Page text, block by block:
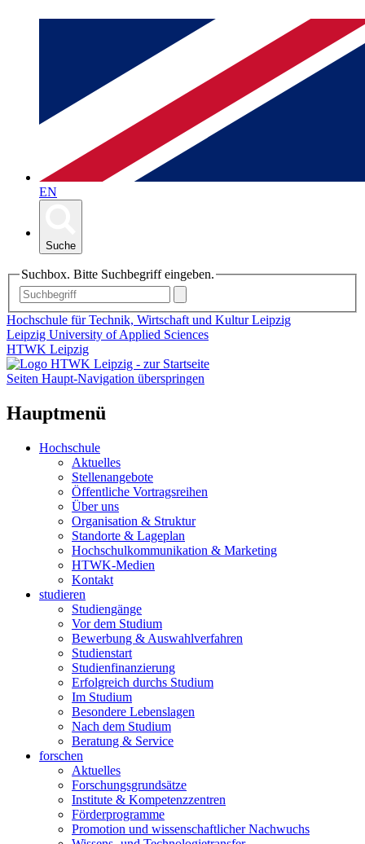
EN
Suche
Suchbox. Bitte Suchbegriff eingeben.
Hochschule für Technik, Wirtschaft und Kultur Leipzig
Leipzig University of Applied Sciences
HTWK Leipzig
Seiten Haupt-Navigation überspringen
Hauptmenü
Hochschule
Aktuelles
Stellenangebote
Öffentliche Vortragsreihen
Über uns
Organisation & Struktur
Standorte & Lageplan
Hochschulkommunikation & Marketing
HTWK-Medien
Kontakt
studieren
Studiengänge
Vor dem Studium
Bewerbung & Auswahlverfahren
Studienstart
Studienfinanzierung
Erfolgreich durchs Studium
Im Studium
Besondere Lebenslagen
Nach dem Studium
Beratung & Service
forschen
Aktuelles
Forschungsgrundsätze
Institute & Kompetenzzentren
Förderprogramme
Promotion und wissenschaftlicher Nachwuchs